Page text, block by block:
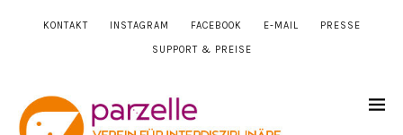
KONTAKT INSTAGRAM FACEBOOK E-MAIL PRESSE
SUPPORT & PREISE